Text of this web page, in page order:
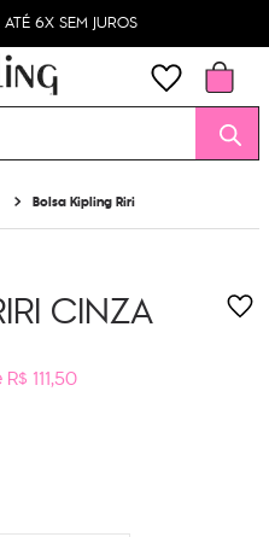
6X SEM JUROS
Bolsa Kipling Riri
CINZA
111,50